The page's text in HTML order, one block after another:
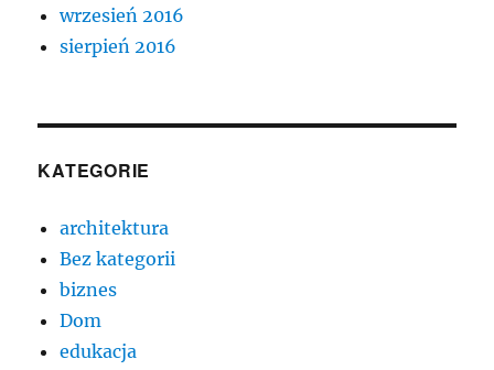
wrzesień 2016
sierpień 2016
KATEGORIE
architektura
Bez kategorii
biznes
Dom
edukacja